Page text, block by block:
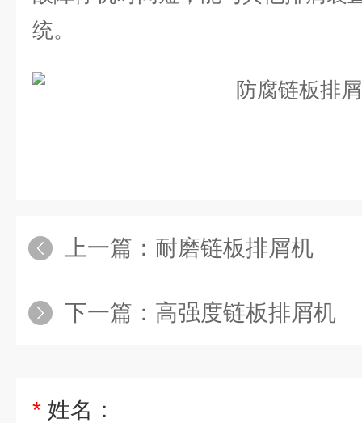
统。
上一篇： 耐磨链板排屑机
下一篇： 高强度链板排屑机
* 姓名：